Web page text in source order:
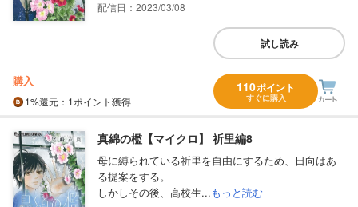
配信日：2023/03/08
試し読み
購入
1%還元 ：1ポイント獲得
110ポイント
すぐに購入
真綿の檻【マイクロ】 祈里編8
母に縛られている祈里を自由にするため、日向はあ
る提案をする。
しかしその後、高校生...もっと読む